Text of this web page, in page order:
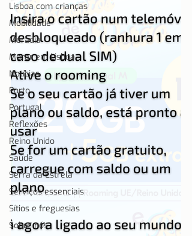
Lisboa com crianças
Mobilidade
Moradia
Morar em Lisboa
Notícias
Porto
Portugal
Reflexões
Reino Unido
Saúde
Serra da Estrela
Serviços essenciais
Sítios e freguesias
Sobre nós